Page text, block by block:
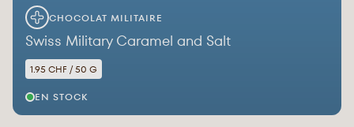
CHOCOLAT MILITAIRE
Swiss Military Caramel and Salt
1.95 CHF / 50 G
EN STOCK